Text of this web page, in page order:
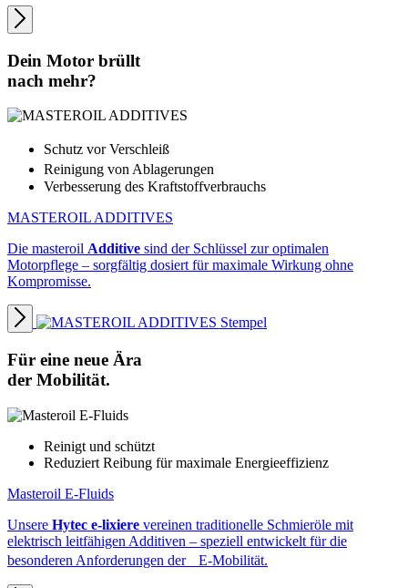
Dein Motor brüllt
nach mehr?
Schutz vor Verschleiß
Reinigung von Ablagerungen
Verbesserung des Kraftstoffverbrauchs
MASTEROIL ADDITIVES
Die masteroil Additive sind der Schlüssel zur optimalen
Motorpflege – sorgfältig dosiert für maximale Wirkung ohne
Kompromisse.
Für eine neue Ära
der Mobilität.
Reinigt und schützt
Reduziert Reibung für maximale Energieeffizienz
Masteroil E-Fluids
Unsere Hytec e-lixiere vereinen traditionelle Schmieröle mit
elektrisch leitfähigen Additiven – speziell entwickelt für die
besonderen Anforderungen der E-Mobilität.